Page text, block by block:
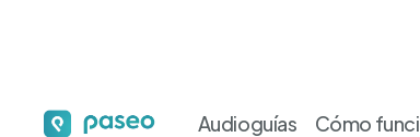
Audioguías Cómo